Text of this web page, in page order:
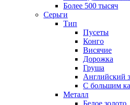
Более 500 тысяч
Серьги
Тип
Пусеты
Конго
Висячие
Дорожка
Груша
Английский
С большим
Металл
Белое золото